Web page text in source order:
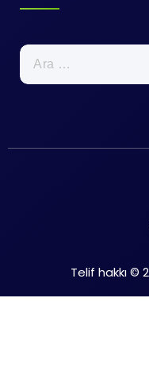
Arama:
Telif hakkı ©